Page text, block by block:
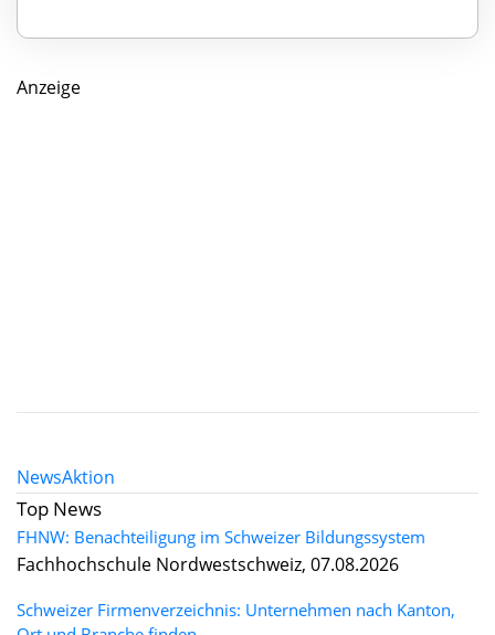
Anzeige
NewsAktion
Top News
FHNW: Benachteiligung im Schweizer Bildungssystem
Fachhochschule Nordwestschweiz, 07.08.2026
Schweizer Firmenverzeichnis: Unternehmen nach Kanton,